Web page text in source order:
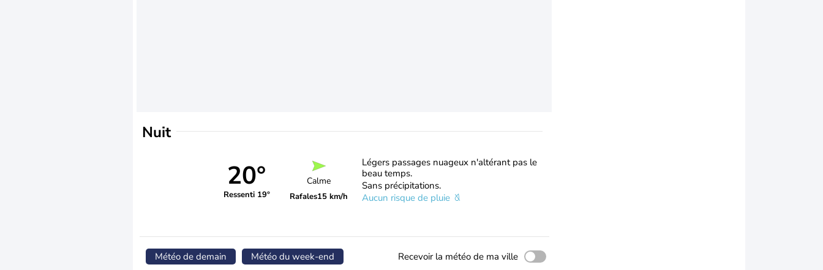
Nuit
20°
Ressenti 19°
Calme
Rafales15 km/h
Légers passages nuageux n'altérant pas le
beau temps.
Sans précipitations.
Aucun risque de pluie
Météo de demain Météo du week-end Recevoir la météo de ma ville